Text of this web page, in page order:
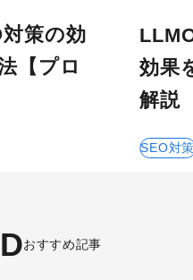
策の効
【プロ
効果
解説
SEO対
おすすめ記事